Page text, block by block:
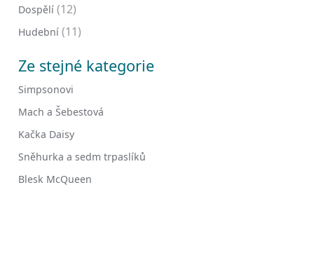
Dospělí (12)
Hudební (11)
Ze stejné kategorie
Simpsonovi
Mach a Šebestová
Kačka Daisy
Sněhurka a sedm trpaslíků
Blesk McQueen